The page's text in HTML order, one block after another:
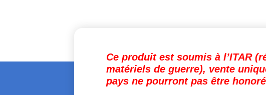
Ce produit est soumis à l’ITAR
matériels de guerre), vente
pays ne pourront pas être